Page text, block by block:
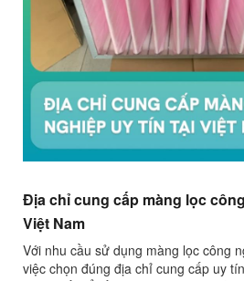
Địa chỉ cung cấp màng lọc
Việt Nam
Với nhu cầu sử dụng màng lọc công
việc chọn đúng địa chỉ cung cấp uy